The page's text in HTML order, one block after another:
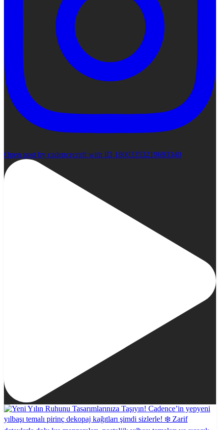
Open post by cadencecraft with ID 18003353219693340